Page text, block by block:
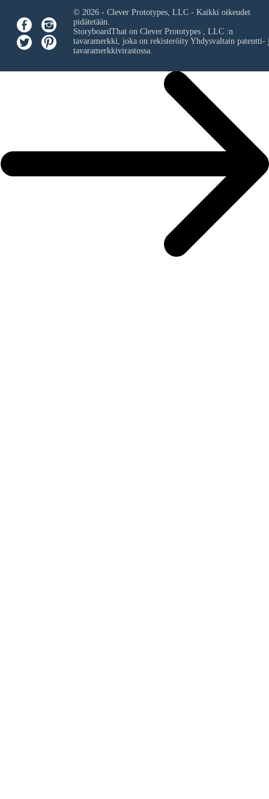
© 2026 - Clever Prototypes, LLC - Kaikki oikeudet
pidätetään.
StoryboardThat on Clever Prototypes , LLC:n
tavaramerkki, joka on rekisteröity Yhdysvaltain patentti-
tavaramerkkivirastossa.